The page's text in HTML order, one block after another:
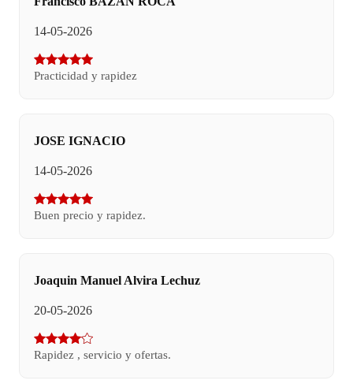
14-05-2026
Practicidad y rapidez
JOSE IGNACIO
14-05-2026
Buen precio y rapidez.
Joaquin Manuel Alvira Lechuz
20-05-2026
Rapidez , servicio y ofertas.